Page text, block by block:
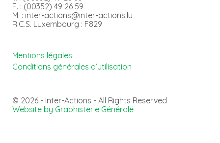
F. : (00352) 49 26 59
M. : inter-actions@inter-actions.lu
R.C.S. Luxembourg : F829
Mentions légales
Conditions générales d’utilisation
© 2026 - Inter-Actions - All Rights Reserved
Website by Graphisterie Générale